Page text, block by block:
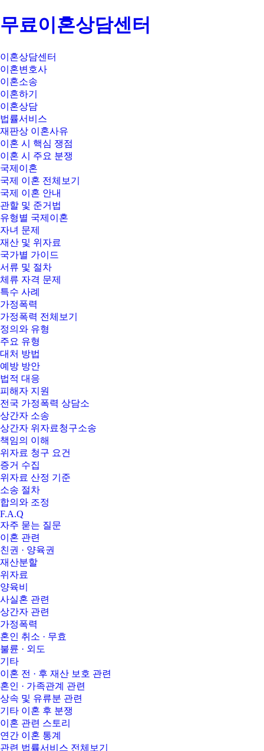
무료이혼상담센터
이혼상담센터
이혼변호사
이혼소송
이혼하기
이혼상담
법률서비스
재판상 이혼사유
이혼 시 핵심 쟁점
이혼 시 주요 분쟁
국제이혼
국제 이혼 전체보기
국제 이혼 안내
관할 및 준거법
유형별 국제이혼
자녀 문제
재산 및 위자료
국가별 가이드
서류 및 절차
체류 자격 문제
특수 사례
가정폭력
가정폭력 전체보기
정의와 유형
주요 유형
대처 방법
예방 방안
법적 대응
피해자 지원
전국 가정폭력 상담소
상간자 소송
상간자 위자료청구소송
책임의 이해
위자료 청구 요건
증거 수집
위자료 산정 기준
소송 절차
합의와 조정
F.A.Q
자주 묻는 질문
이혼 관련
친권 · 양육권
재산분할
위자료
양육비
사실혼 관련
상간자 관련
가정폭력
혼인 취소 · 무효
불륜 · 외도
기타
이혼 전 · 후 재산 보호 관련
혼인 · 가족관계 관련
상속 및 유류분 관련
기타 이혼 후 분쟁
이혼 관련 스토리
연간 이혼 통계
관련 법률서비스 전체보기